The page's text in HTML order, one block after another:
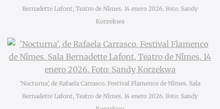
Bernadette Lafont, Teatro de Nîmes. 14 enero 2026. Foto: Sandy
Korzekwa
‘Nocturna’, de Rafaela Carrasco. Festival Flamenco de Nîmes. Sala
Bernadette Lafont, Teatro de Nîmes. 14 enero 2026. Foto: Sandy